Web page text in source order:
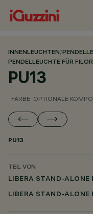
INNENLEUCHTEN/
PENDELLEUCHTE FÜR
PU13
FARBE OPTIONALE
PU13
TEIL VON
LIBERA STAND-ALONE